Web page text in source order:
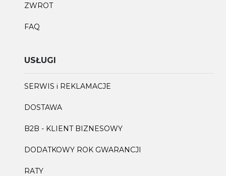
ZWROT
FAQ
USŁUGI
SERWIS i REKLAMACJE
DOSTAWA
B2B - KLIENT BIZNESOWY
DODATKOWY ROK GWARANCJI
RATY